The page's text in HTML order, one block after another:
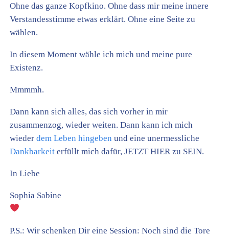
Ohne das ganze Kopfkino. Ohne dass mir meine innere
Verstandesstimme etwas erklärt. Ohne eine Seite zu
wählen.
In diesem Moment wähle ich mich und meine pure
Existenz.
Mmmmh.
Dann kann sich alles, das sich vorher in mir
zusammenzog, wieder weiten. Dann kann ich mich
wiederdem Leben hingeben und eine unermessliche
Dankbarkeit erfüllt mich dafür, JETZT HIER zu SEIN.
In Liebe
Sophia Sabine
P.S.: Wir schenken Dir eine Session: Noch sind die Tore